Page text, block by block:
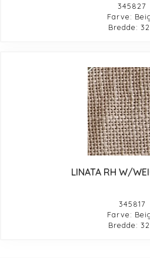
345827
Farve:
Bredde:
LINATA RH W/
345817
Farve:
Bredde: